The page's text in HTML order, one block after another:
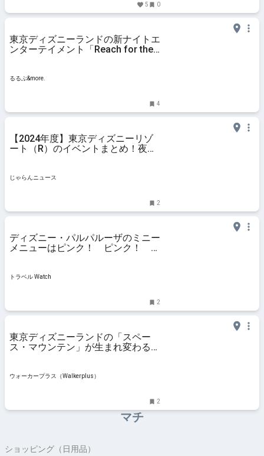
5 0
東京ディズニーランドの新ナイトエ
ンターテイメント「Reach for the
クター数と演出に感動！｜るるぶ
るるぶ&more.
4
【2024年度】東京ディズニーリゾ
ート（R）のイベントまとめ！夜の
じゃらんニュース
2
ディズニー・パルパルーザのミニー
メニューはピンク！ ピンク！ ピ
トラベル Watch
2
東京ディズニーランドの「スペー
ス・マウンテン」が生まれ変わる！
ウォーカープラス（Walkerplus）
2
マチ
ショッピング（日用品）